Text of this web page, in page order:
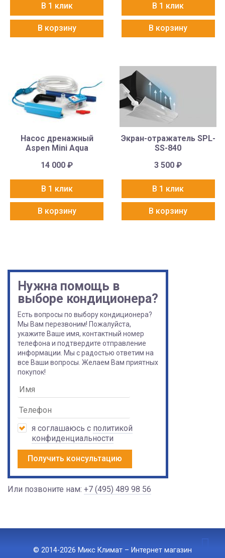
В 1 клик
В корзину
В 1 клик
В корзину
Насос дренажный
Aspen Mini Aqua
14 000₽
В 1 клик
В корзину
Экран-отражатель SPL-
SS-840
3 500₽
В 1 клик
В корзину
Нужна помощь в
выборе кондиционера?
Есть вопросы по выбору кондиционера?
Мы Вам перезвоним! Пожалуйста,
укажите Ваше имя, контактный номер
телефона и подтвердите отправление
информации. Мы с радостью ответим на
все Ваши вопросы. Желаем Вам приятных
покупок!
я соглашаюсь с политикой
конфиденциальности
Получить консультацию
Или позвоните нам: +7 (495) 489 98 56
© 2014-2026 Микс Климат – Интернет магазин